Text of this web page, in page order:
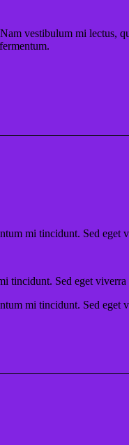
vestibulum mi lectus,
mi tincidunt. Sed eget
tincidunt. Sed eget
mi tincidunt. Sed eget